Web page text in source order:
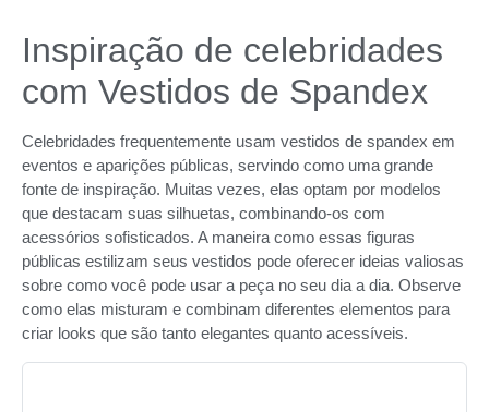
Inspiração de celebridades
com Vestidos de Spandex
Celebridades frequentemente usam vestidos de spandex em
eventos e aparições públicas, servindo como uma grande
fonte de inspiração. Muitas vezes, elas optam por modelos
que destacam suas silhuetas, combinando-os com
acessórios sofisticados. A maneira como essas figuras
públicas estilizam seus vestidos pode oferecer ideias valiosas
sobre como você pode usar a peça no seu dia a dia. Observe
como elas misturam e combinam diferentes elementos para
criar looks que são tanto elegantes quanto acessíveis.